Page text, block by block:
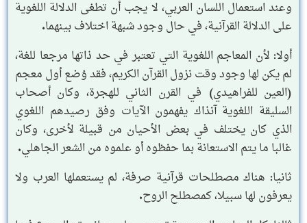
وعند استعمال اللسان العربي، لا يجب أن تطغى الدلالة اللغوية
على الدلالة القرآنية، في حال وجود شبهة اختلاف بينهما.
أولا: لأن المعاجم اللغوية التي تعتبر في حد ذاتها مرجعا للغة،
لم يكن لها وجود وقت نزول القرآن الكريم، فقد وُضع أول معجم
(العين للفراهيدي) في القرن الثاني للهجرة، وكان أصحاب
السليقة اللغوية آنذاك يفهمون الآيات وفق رصيدهم اللغوي
الذي كان يختلف في بعض الأحيان من قبيلة لأخرى، وكان
غالبا ما يتم الاستعانة بما حفظوه أو علموه من الشعر الجاهلي.
ثانيا: هناك مصطلحات قرآنية صرفة، لم يستعملها العرب ولا
يعرفون لها سبيلا، كمصطلح الروح.